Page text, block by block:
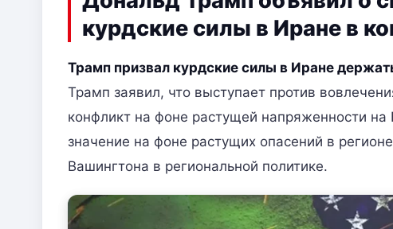
курдские силы в Иране в
Трамп призвал курдские силы в Иране
Трамп заявил, что выступает против
конфликт на фоне растущей напряженности
значение на фоне растущих опасений в
Вашингтона в региональной политике.